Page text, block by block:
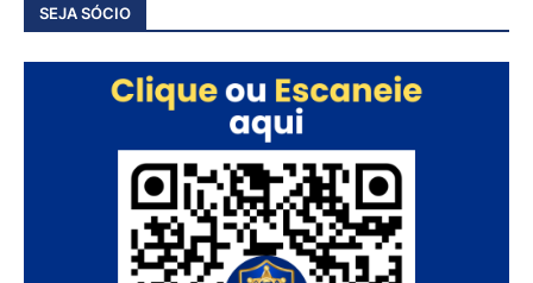
SEJA SÓCIO